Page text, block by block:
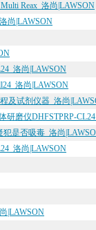
Reax_洛尚|LAWSON
尚|LAWSON
洛尚|LAWSON
洛尚|LAWSON
及试剂仪器_洛尚
磨仪DHFSTPRP-
是否吸毒_洛尚
洛尚|LAWSON
|LAWSON